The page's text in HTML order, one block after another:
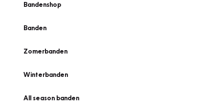
Bandenshop
Banden
Zomerbanden
Winterbanden
All season banden